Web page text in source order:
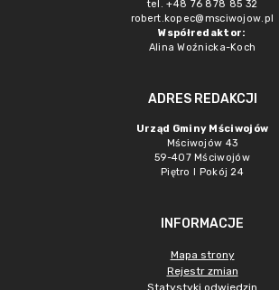
tel. +48 76 878 85 32
robert.kopec@msciwojow.pl
Współredaktor:
Alina Woźnicka-Koch
ADRES REDAKCJI
Urząd Gminy Mściwojów
Mściwojów 43
59-407 Mściwojów
Piętro I Pokój 24
INFORMACJE
Mapa strony
Rejestr zmian